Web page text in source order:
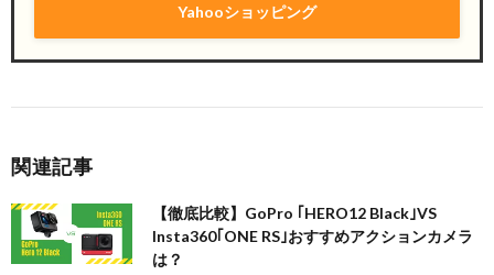
Yahooショッピング
関連記事
【徹底比較】GoPro ｢HERO12 Black｣VS
Insta360｢ONE RS｣おすすめアクションカメラ
は？